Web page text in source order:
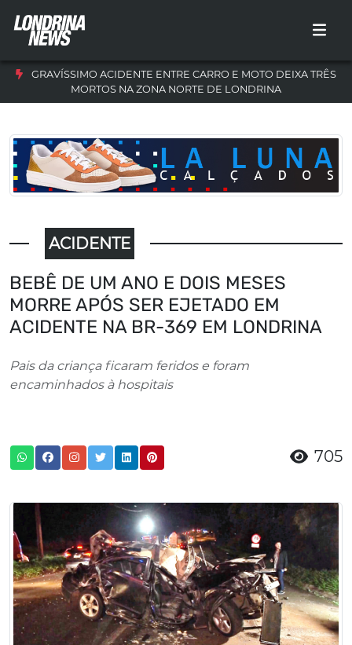
GRAVÍSSIMO ACIDENTE ENTRE CARRO E MOTO DEIXA TRÊS
MORTOS NA ZONA NORTE DE LONDRINA
ACIDENTE
BEBÊ DE UM ANO E DOIS MESES
MORRE APÓS SER EJETADO EM
ACIDENTE NA BR-369 EM LONDRINA
Pais da criança ficaram feridos e foram
encaminhados à hospitais
705